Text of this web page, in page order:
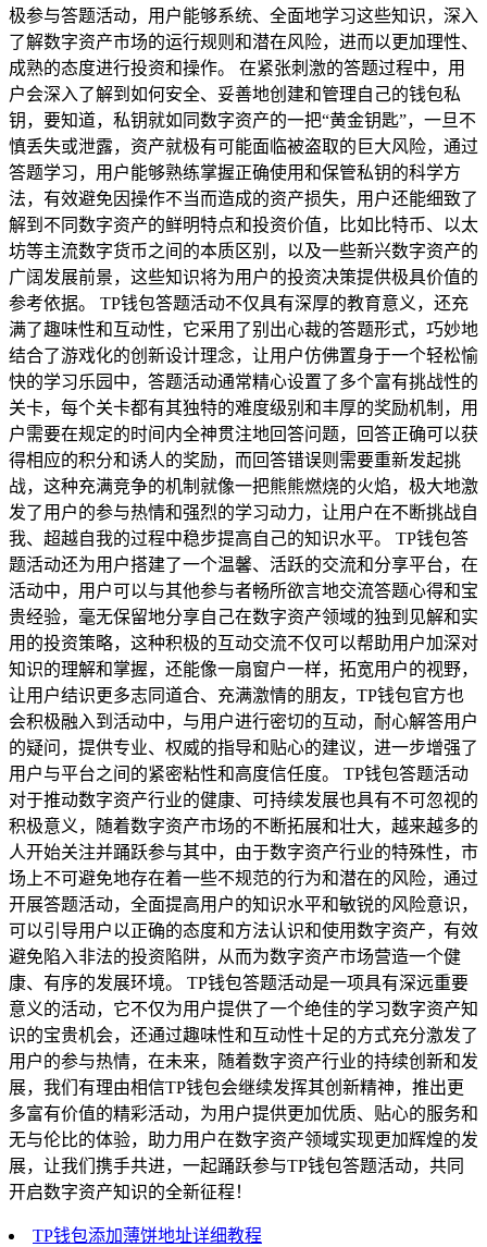
极参与答题活动，用户能够系统、全面地学习这些知识，深入
了解数字资产市场的运行规则和潜在风险，进而以更加理性、
成熟的态度进行投资和操作。 在紧张刺激的答题过程中，用
户会深入了解到如何安全、妥善地创建和管理自己的钱包私
钥，要知道，私钥就如同数字资产的一把“黄金钥匙”，一旦不
慎丢失或泄露，资产就极有可能面临被盗取的巨大风险，通过
答题学习，用户能够熟练掌握正确使用和保管私钥的科学方
法，有效避免因操作不当而造成的资产损失，用户还能细致了
解到不同数字资产的鲜明特点和投资价值，比如比特币、以太
坊等主流数字货币之间的本质区别，以及一些新兴数字资产的
广阔发展前景，这些知识将为用户的投资决策提供极具价值的
参考依据。 TP钱包答题活动不仅具有深厚的教育意义，还充
满了趣味性和互动性，它采用了别出心裁的答题形式，巧妙地
结合了游戏化的创新设计理念，让用户仿佛置身于一个轻松愉
快的学习乐园中，答题活动通常精心设置了多个富有挑战性的
关卡，每个关卡都有其独特的难度级别和丰厚的奖励机制，用
户需要在规定的时间内全神贯注地回答问题，回答正确可以获
得相应的积分和诱人的奖励，而回答错误则需要重新发起挑
战，这种充满竞争的机制就像一把熊熊燃烧的火焰，极大地激
发了用户的参与热情和强烈的学习动力，让用户在不断挑战自
我、超越自我的过程中稳步提高自己的知识水平。 TP钱包答
题活动还为用户搭建了一个温馨、活跃的交流和分享平台，在
活动中，用户可以与其他参与者畅所欲言地交流答题心得和宝
贵经验，毫无保留地分享自己在数字资产领域的独到见解和实
用的投资策略，这种积极的互动交流不仅可以帮助用户加深对
知识的理解和掌握，还能像一扇窗户一样，拓宽用户的视野，
让用户结识更多志同道合、充满激情的朋友，TP钱包官方也
会积极融入到活动中，与用户进行密切的互动，耐心解答用户
的疑问，提供专业、权威的指导和贴心的建议，进一步增强了
用户与平台之间的紧密粘性和高度信任度。 TP钱包答题活动
对于推动数字资产行业的健康、可持续发展也具有不可忽视的
积极意义，随着数字资产市场的不断拓展和壮大，越来越多的
人开始关注并踊跃参与其中，由于数字资产行业的特殊性，市
场上不可避免地存在着一些不规范的行为和潜在的风险，通过
开展答题活动，全面提高用户的知识水平和敏锐的风险意识，
可以引导用户以正确的态度和方法认识和使用数字资产，有效
避免陷入非法的投资陷阱，从而为数字资产市场营造一个健
康、有序的发展环境。 TP钱包答题活动是一项具有深远重要
意义的活动，它不仅为用户提供了一个绝佳的学习数字资产知
识的宝贵机会，还通过趣味性和互动性十足的方式充分激发了
用户的参与热情，在未来，随着数字资产行业的持续创新和发
展，我们有理由相信TP钱包会继续发挥其创新精神，推出更
多富有价值的精彩活动，为用户提供更加优质、贴心的服务和
无与伦比的体验，助力用户在数字资产领域实现更加辉煌的发
展，让我们携手共进，一起踊跃参与TP钱包答题活动，共同
开启数字资产知识的全新征程！
TP钱包添加薄饼地址详细教程